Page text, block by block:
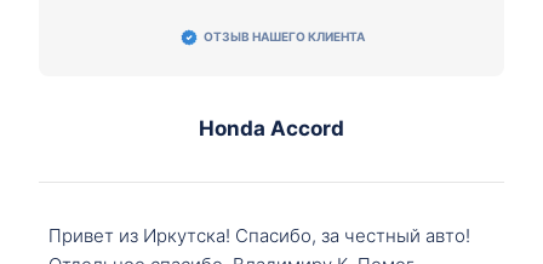
ОТЗЫВ НАШЕГО КЛИЕНТА
Honda Accord
Привет из Иркутска! Спасибо, за честный авто!